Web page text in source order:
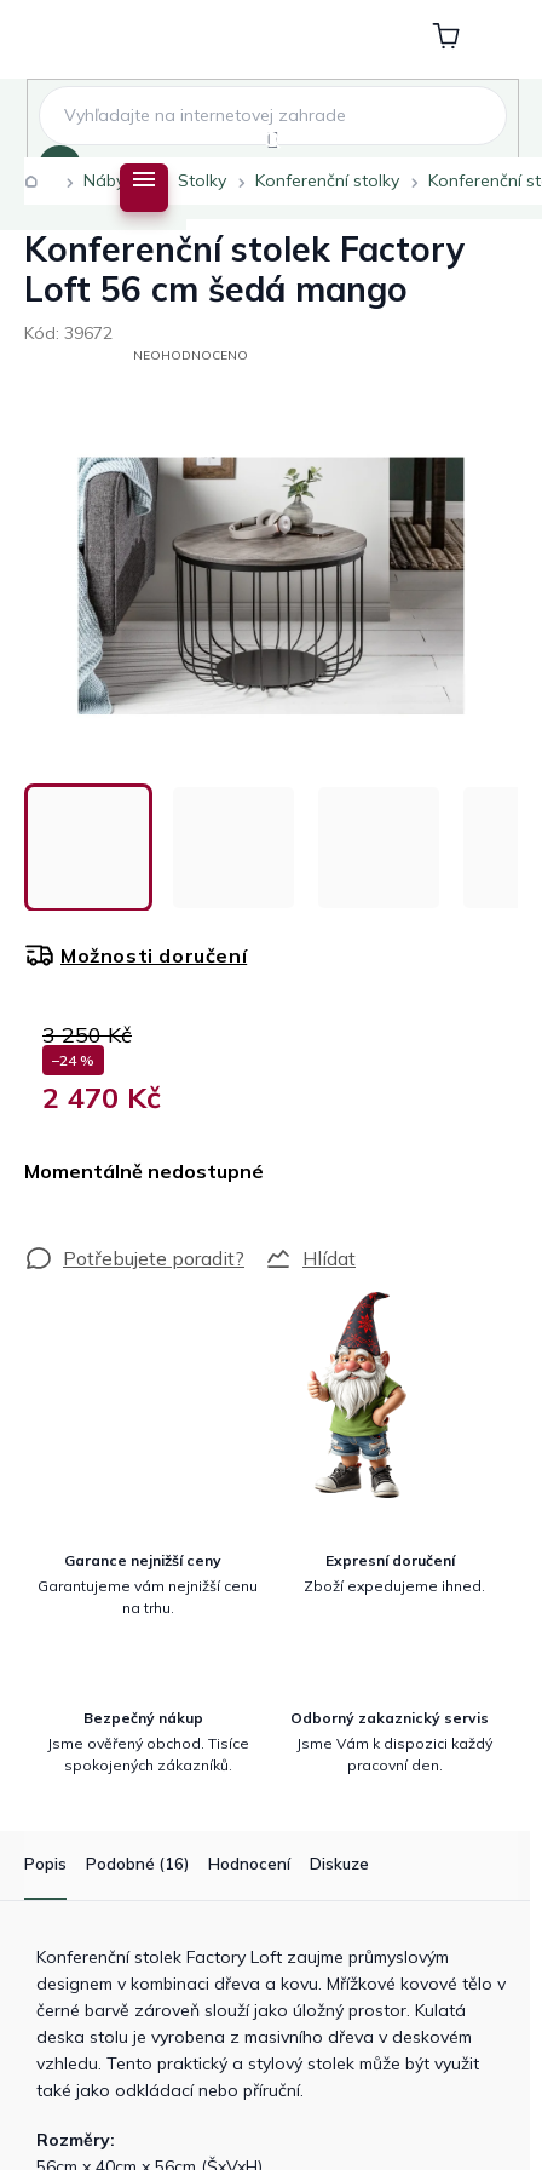
Nákupní
košík
DomůNábytek Stolky Konferenční stolky Konferenční
Konferenční stolek Factory
Loft 56 cm šedá mango
Kód: 39672
PRŮMĚRNÉ
HVĚZDIČEK.
NEOHODNOCENO
3 250 Kč
–24 %
2 470 Kč
Momentálně nedostupné
Možnosti doručení
Hlídat
Garance nejnižší ceny
Garantujeme vám nejnižší cenu
na trhu.
Expresní doručení
Zboží expedujeme ihned.
Bezpečný nákup
Jsme ověřený obchod. Tisíce
spokojených zákazníků.
Odborný zakaznický servis
Jsme Vám k dispozici každý
pracovní den.
Popis Podobné (16) Hodnocení Diskuze
Konferenční stolek Factory Loft zaujme průmyslovým
designem v kombinaci dřeva a kovu. Mřížkové kovové tělo v
černé barvě zároveň slouží jako úložný prostor. Kulatá
deska stolu je vyrobena z masivního dřeva v deskovém
vzhledu. Tento praktický a stylový stolek může být využit
také jako odkládací nebo příruční.
Rozměry: